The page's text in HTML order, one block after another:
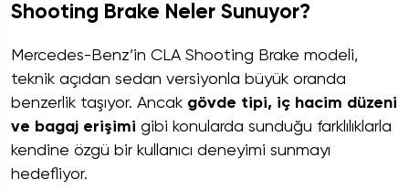
Shooting Brake Neler Sunuyor?
Mercedes-Benz’in CLA Shooting Brake modeli,
teknik açıdan sedan versiyonla büyük oranda
benzerlik taşıyor. Ancak gövde tipi, iç hacim düzeni
ve bagaj erişimi gibi konularda sunduğu farklılıklarla
kendine özgü bir kullanıcı deneyimi sunmayı
hedefliyor.